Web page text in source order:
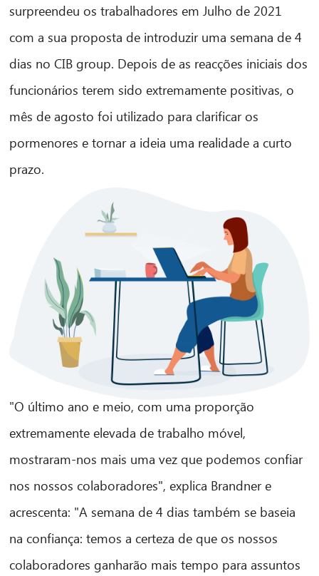
surpreendeu os trabalhadores em Julho de 2021
com a sua proposta de introduzir uma semana de 4
dias no CIB group. Depois de as reacções iniciais dos
funcionários terem sido extremamente positivas, o
mês de agosto foi utilizado para clarificar os
pormenores e tornar a ideia uma realidade a curto
prazo.
"O último ano e meio, com uma proporção
extremamente elevada de trabalho móvel,
mostraram-nos mais uma vez que podemos confiar
nos nossos colaboradores", explica Brandner e
acrescenta: "A semana de 4 dias também se baseia
na confiança: temos a certeza de que os nossos
colaboradores ganharão mais tempo para assuntos